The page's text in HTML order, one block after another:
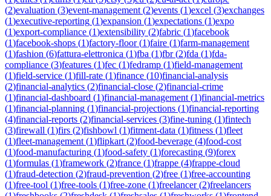
(2)evaluation (3)event-management (2)events (1)excel (3)exchanges
(1)executive-reporting (1)expansion (1)expectations (1)expo
(1)export-compliance (1)extensibility (2)fabric (1)facebook
(1)facebook-shops (1)factory-floor(1)faire (1)farm-management
(1)fashion (6)fattura-elettronica (1)fba (1)fbr(2)fda (1)fda-
compliance (3)features (1)fec (1)fedramp (1)field-management
(1)field-service (1)fill-rate (1)finance (10)financial-analysis
(2)financial-analytics (2)financial-close (2)financial-crime
(1)financial-dashboard (1)financial-management (1)financial-metrics
(1)financial-planning (1)financial-projections (1)financial-reporting
(4)financial-reports (2)financial-services (3)fine-tuning (1)fintech
(3)firewall (1)firs (2)fishbowl (1)fitment-data (1)fitness (1)fleet
(1)fleet-management (1)flipkart (2)food-beverage (4)food-cost
(1)food-manufacturing (1)food-safety (1)forecasting (9)forex
(1)formulas (1)framework (2)france (1)frappe (4)frappe-cloud
(1)fraud-detection (2)fraud-prevention (2)free (1)free-accounting
(1)free-tool (1)free-tools (1)free-zone (1)freelancer(2)freelancers